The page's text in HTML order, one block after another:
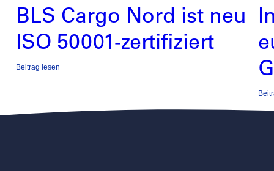
BLS Cargo Nord ist neu
ISO 50001-zertifiziert
Beitrag lesen